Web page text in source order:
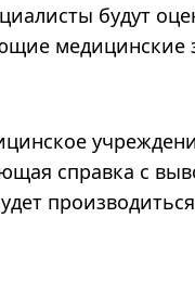
будут
справка с